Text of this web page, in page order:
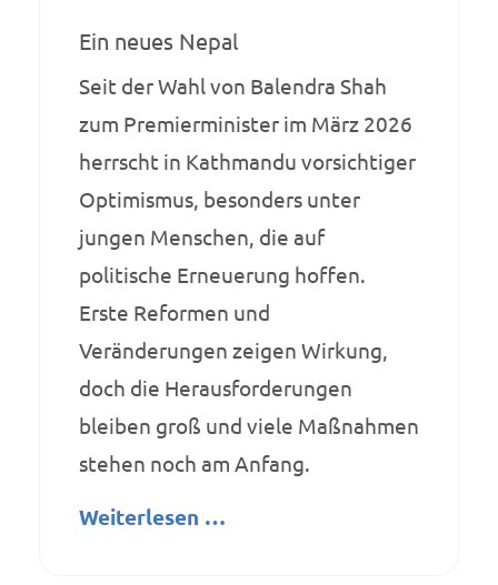
Ein neues Nepal
Seit der Wahl von Balendra Shah
zum Premierminister im März 2026
herrscht in Kathmandu vorsichtiger
Optimismus, besonders unter
jungen Menschen, die auf
politische Erneuerung hoffen.
Erste Reformen und
Veränderungen zeigen Wirkung,
doch die Herausforderungen
bleiben groß und viele Maßnahmen
stehen noch am Anfang.
Weiterlesen …